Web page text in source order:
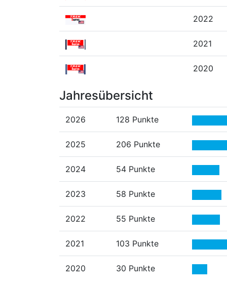
2022
2021
2020
Jahresübersicht
2026 128 Punkte
2025 206 Punkte
2024 54 Punkte
2023 58 Punkte
2022 55 Punkte
2021 103 Punkte
2020 30 Punkte